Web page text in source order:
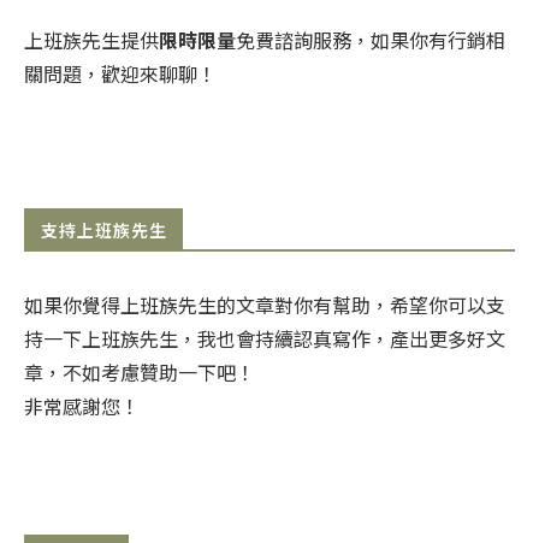
上班族先生提供限時限量免費諮詢服務，如果你有行銷相
關問題，歡迎來聊聊！
支持上班族先生
如果你覺得上班族先生的文章對你有幫助，希望你可以支
持一下上班族先生，我也會持續認真寫作，產出更多好文
章，不如考慮贊助一下吧！
非常感謝您！